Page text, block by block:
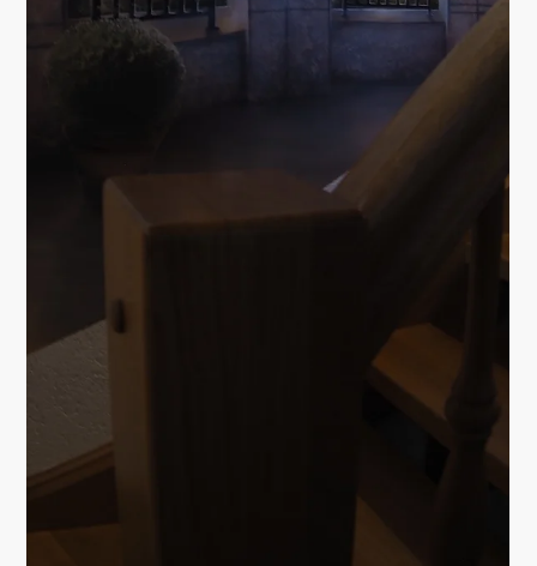
KOMPLETTPLANUNG
EINER
Relaxt auf Arbeit ins
Brötchen beißen.
Ein schönes Projekt. Rundum gelungen Bereits in der
Rohbaufase bagann die Planung der späteren Kantine.